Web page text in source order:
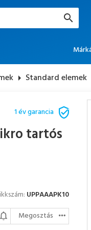
arrow_right Standard elemek
1 év garancia
tartós
UPPAAAPK10
Megosztás